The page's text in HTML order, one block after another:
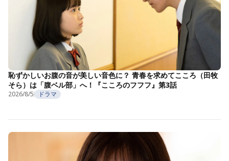
恥ずかしいお腹の音が美しい音色に？ 青春を求めてこころ（田牧
そら）は「腹ベル部」へ！『こころのフフフ』第3話
2026/8/5 ドラマ